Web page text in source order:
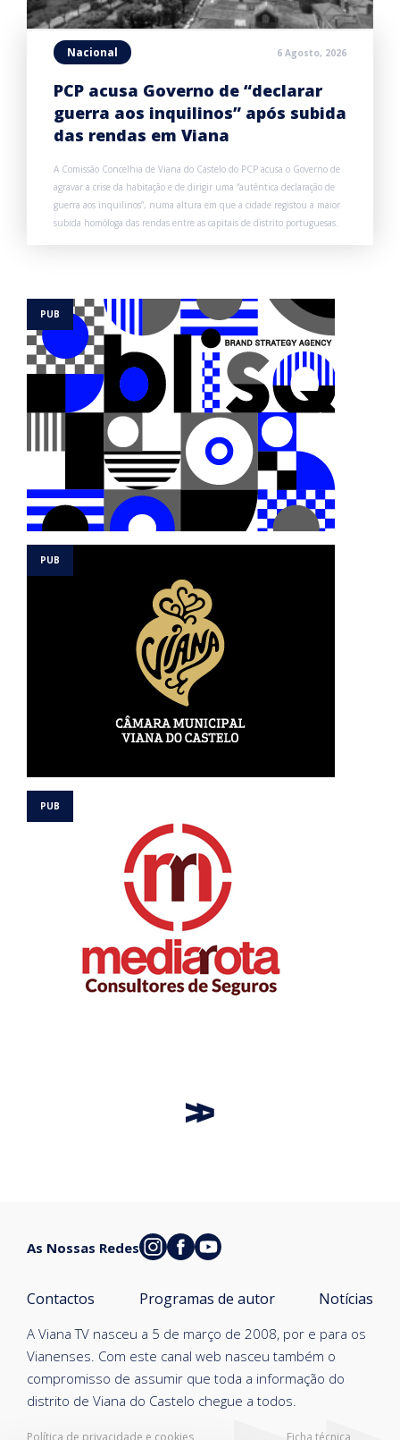
Nacional 6 Agosto, 2026
PCP acusa Governo de “declarar
guerra aos inquilinos” após subida
das rendas em Viana
A Comissão Concelhia de Viana do Castelo do PCP acusa o Governo de
agravar a crise da habitação e de dirigir uma “autêntica declaração de
guerra aos inquilinos”, numa altura em que a cidade registou a maior
subida homóloga das rendas entre as capitais de distrito portuguesas.
Política de privacidade e cookies Ficha técnica
A Viana TV nasceu a 5 de março de 2008, por e para os
Vianenses. Com este canal web nasceu também o
compromisso de assumir que toda a informação do
distrito de Viana do Castelo chegue a todos.
Contactos Programas de autor Notícias
As Nossas Redes